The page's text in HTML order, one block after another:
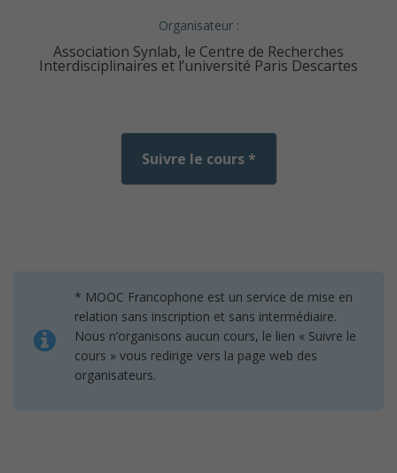
Organisateur :
Association Synlab, le Centre de Recherches
Interdisciplinaires et l’université Paris Descartes
Suivre le cours *
* MOOC Francophone est un service de mise en
relation sans inscription et sans intermédiaire.
Nous n’organisons aucun cours, le lien « Suivre le
cours » vous redirige vers la page web des
organisateurs.